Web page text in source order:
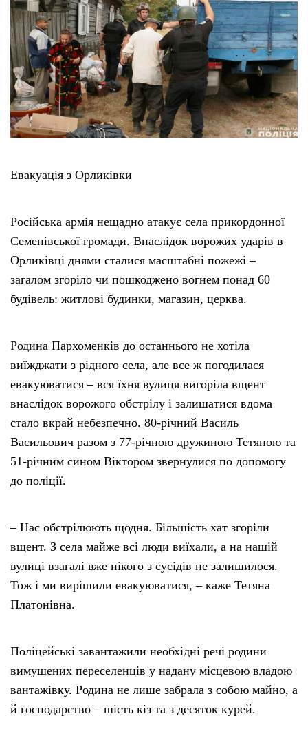
Евакуація з Орликівки
Російська армія нещадно атакує села прикордонної
Семенівської громади. Внаслідок ворожих ударів в
Орликівці днями сталися масштабні пожежі –
загалом згоріло чи пошкоджено вогнем понад 60
будівель: житлові будинки, магазин, церква.
Родина Пархоменків до останнього не хотіла
виїжджати з рідного села, але все ж погодилася
евакуюватися – вся їхня вулиця вигоріла вщент
внаслідок ворожого обстрілу і залишатися вдома
стало вкрай небезпечно. 80-річний Василь
Васильович разом з 77-річною дружиною Тетяною та
51-річним сином Віктором звернулися по допомогу
до поліції.
– Нас обстрілюють щодня. Більшість хат згоріли
вщент. З села майже всі люди виїхали, а на нашій
вулиці взагалі вже нікого з сусідів не залишилося.
Тож і ми вирішили евакуюватися, – каже Тетяна
Платонівна.
Поліцейські завантажили необхідні речі родини
вимушених переселенців у надану місцевою владою
вантажівку. Родина не лише забрала з собою майно, а
й господарство – шість кіз та з десяток курей.